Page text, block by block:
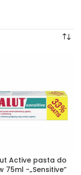
Active pasta do
75ml -„Sensitive”